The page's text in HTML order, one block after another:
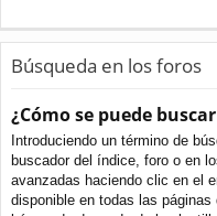
Búsqueda en los foros
¿Cómo se puede
Introduciendo un término de
buscador del índice, foro o en
avanzadas haciendo clic en el
disponible en todas las